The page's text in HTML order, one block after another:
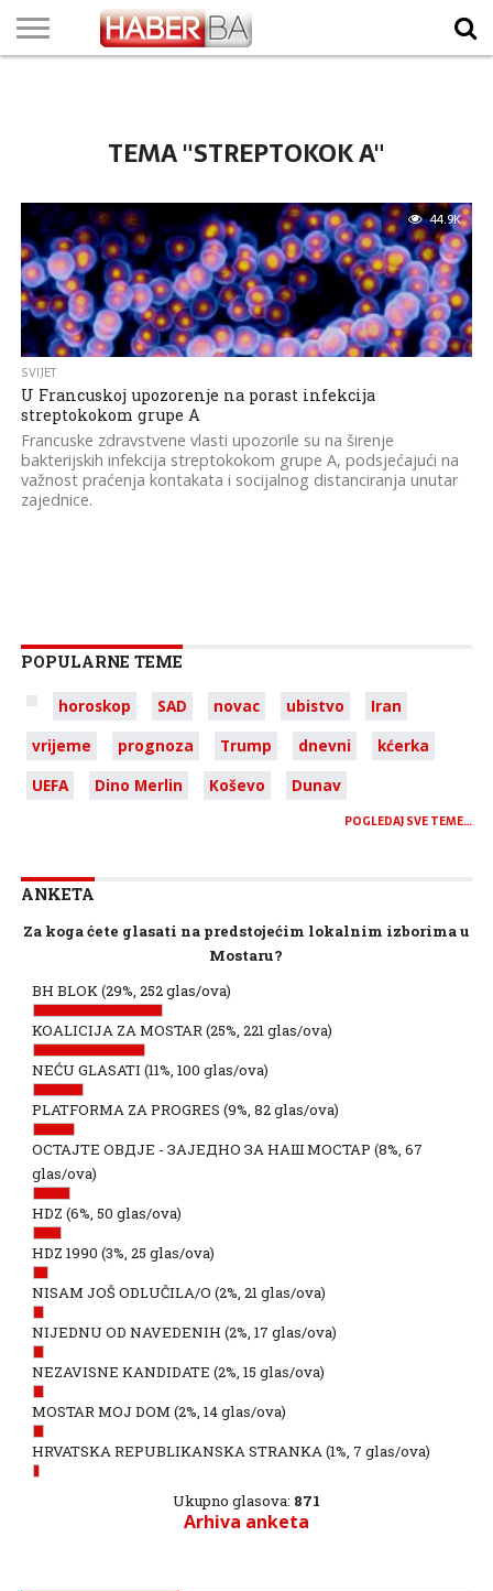
TEMA "STREPTOKOK A"
44.9K
SVIJET
U Francuskoj upozorenje na porast infekcija
streptokokom grupe A
Francuske zdravstvene vlasti upozorile su na širenje
bakterijskih infekcija streptokokom grupe A, podsjećajući na
važnost praćenja kontakata i socijalnog distanciranja unutar
zajednice.
POPULARNE TEME
horoskop SAD novac ubistvo
Iran
vrijeme
prognoza Trump dnevni
kćerka
UEFA
Dino Merlin Koševo Dunav
POGLEDAJ SVE TEME…
ANKETA
Za koga ćete glasati na predstojećim lokalnim izborima u
Mostaru?
BH BLOK(29%, 252 glas/ova)
KOALICIJA ZA MOSTAR(25%, 221 glas/ova)
NEĆU GLASATI (11%, 100 glas/ova)
PLATFORMA ZA PROGRES (9%, 82 glas/ova)
ОСТАЈТЕ ОВДЈЕ - ЗАЈЕДНО ЗА НАШ МОСТАР (8%, 67
glas/ova)
HDZ (6%, 50 glas/ova)
HDZ 1990 (3%, 25 glas/ova)
NISAM JOŠ ODLUČILA/O (2%, 21 glas/ova)
NIJEDNU OD NAVEDENIH (2%, 17 glas/ova)
NEZAVISNE KANDIDATE (2%, 15 glas/ova)
MOSTAR MOJ DOM (2%, 14 glas/ova)
HRVATSKA REPUBLIKANSKA STRANKA(1%, 7 glas/ova)
Ukupno glasova: 871
Arhiva anketa